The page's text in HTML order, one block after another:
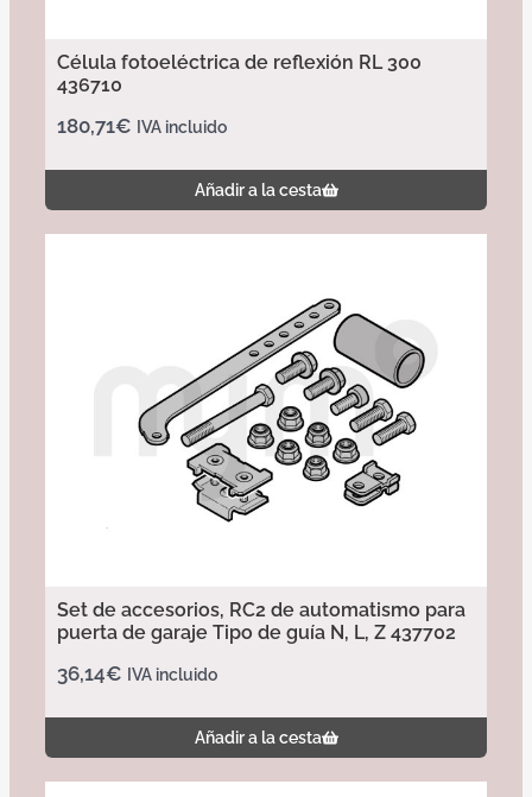
Célula fotoeléctrica de reflexión RL 300
436710
180,71€ IVA incluido
Añadir a la cesta
Set de accesorios, RC2 de automatismo para
puerta de garaje Tipo de guía N, L, Z 437702
36,14€ IVA incluido
Añadir a la cesta